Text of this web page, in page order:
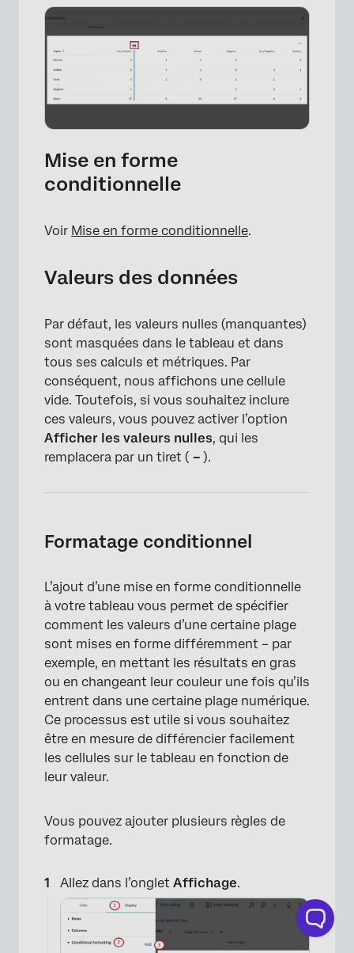
×
Mise en forme
conditionnelle
Voir Mise en forme conditionnelle.
Valeurs des données
Par défaut, les valeurs nulles (manquantes)
sont masquées dans le tableau et dans
tous ses calculs et métriques. Par
conséquent, nous affichons une cellule
vide. Toutefois, si vous souhaitez inclure
ces valeurs, vous pouvez activer l’option
Afficher les valeurs nulles, qui les
remplacera par un tiret ( – ).
Formatage conditionnel
L’ajout d’une mise en forme conditionnelle
à votre tableau vous permet de spécifier
comment les valeurs d’une certaine plage
sont mises en forme différemment – par
exemple, en mettant les résultats en gras
ou en changeant leur couleur une fois qu’ils
entrent dans une certaine plage numérique.
Ce processus est utile si vous souhaitez
être en mesure de différencier facilement
les cellules sur le tableau en fonction de
leur valeur.
Vous pouvez ajouter plusieurs règles de
formatage.
Allez dans l’onglet Affichage.